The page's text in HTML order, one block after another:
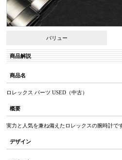
バリュー
商品解説
商品名
ロレックス パーツ USED（中古）
概要
実力と人気を兼ね備えたロレックスの腕時計で
デザイン